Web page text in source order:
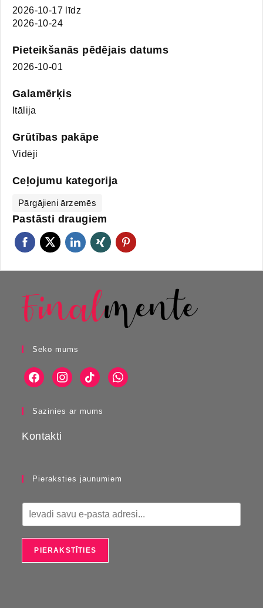
2026-10-17 līdz
2026-10-24
Pieteikšanās pēdējais datums
2026-10-01
Galamērķis
Itālija
Grūtības pakāpe
Vidēji
Ceļojumu kategorija
Pārgājieni ārzemēs
Pastāsti draugiem
Seko mums
Sazinies ar mums
Kontakti
Pieraksties jaunumiem
m
PIERAKSTĪTIES